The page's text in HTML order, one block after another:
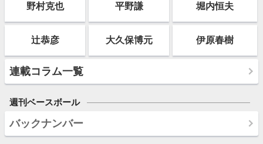
野村克也 平野謙 堀内恒夫
辻恭彦 大久保博元 伊原春樹
連載コラム一覧
週刊ベースボール
バックナンバー